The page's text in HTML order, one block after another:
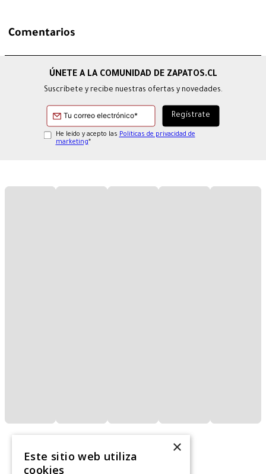
Comentarios
Suscríbete y recibe nuestras ofertas y novedades.
He leído y acepto las Políticas de privacidad de
marketing*
×
Este sitio web utiliza
cookies